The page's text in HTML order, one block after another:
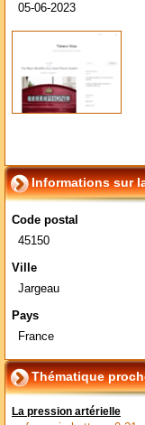
05-06-2023
Informations sur
Code postal
45150
Ville
Jargeau
Pays
France
Thématique
La pression artérielle